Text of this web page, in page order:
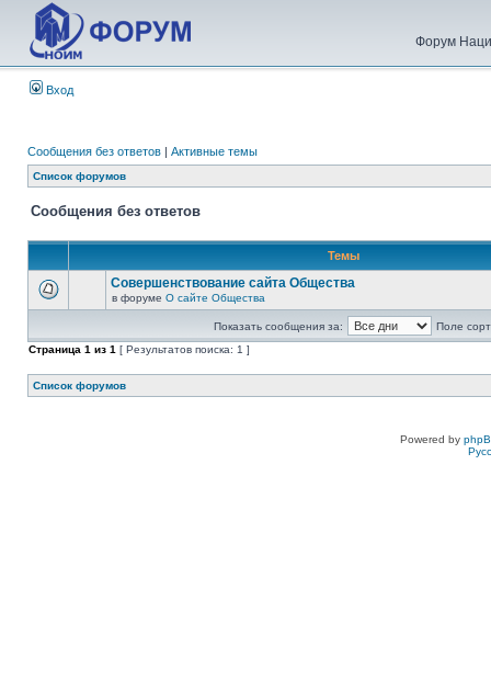
Форум
Вход
Сообщения без ответов | Активные темы
Список форумов
Сообщения без ответов
Темы
Совершенствование сайта Общества
в форуме О сайте Общества
Показать сообщения за:
Поле
Страница 1 из 1 [ Результатов поиска: 1 ]
Список форумов
Powered by